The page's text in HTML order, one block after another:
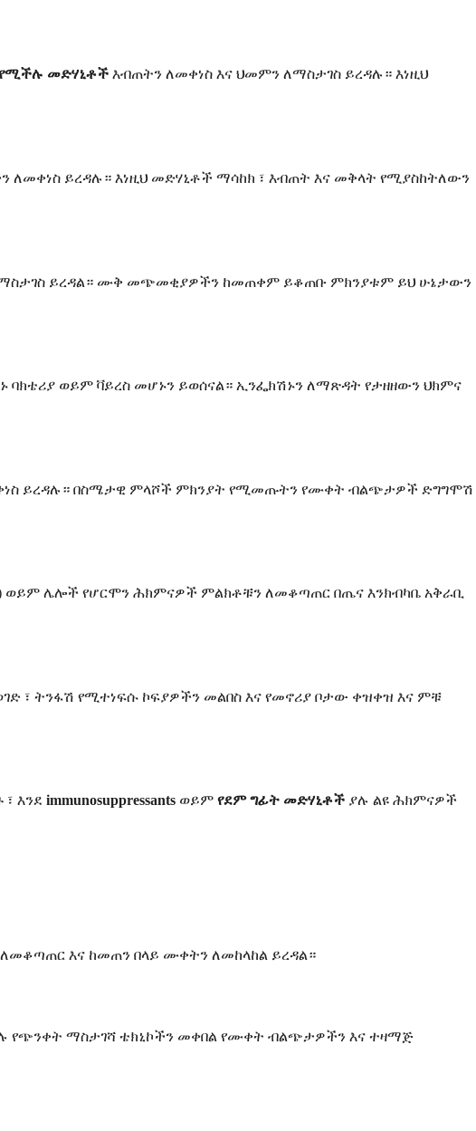
መድሃኒቶች እብጠትን ለመቀነስ እና ህመምን ለማስታገስ ይረዳሉ። እነዚህ
ለመቀነስ ይረዳሉ። እነዚህ መድሃኒቶች ማሳከክ ፣ እብጠት እና መቅላት የሚያስከትለውን
ይረዳል። ሙቅ መጭመቂያዎችን ከመጠቀም ይቆጠቡ ምክንያቱም ይህ ሁኔታውን
ባክቴሪያ ወይም ቫይረስ መሆኑን ይወሰናል። ኢንፌክሽኑን ለማጽዳት የታዘዘውን ህክምና
ይረዳሉ። በስሜታዊ ምላሾች ምክንያት የሚመጡትን የሙቀት ብልጭታዎች ድግግሞሽ
ወይም ሌሎች የሆርሞን ሕክምናዎች ምልክቶቹን ለመቆጣጠር በጤና እንክብካቤ አቅራቢ
፣ ትንፋሽ የሚተነፍሱ ኮፍያዎችን መልበስ እና የመኖሪያ ቦታው ቀዝቀዝ እና ምቹ
እንደ immunosuppressants ወይም የደም ግፊት መድሃኒቶች ያሉ ልዩ ሕክምናዎች
እና ከመጠን በላይ ሙቀትን ለመከላከል ይረዳል።
የጭንቀት ማስታገሻ ቴክኒኮችን መቀበል የሙቀት ብልጭታዎችን እና ተዛማጅ